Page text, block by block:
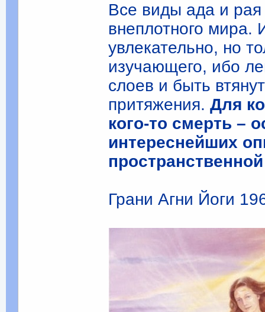
Все виды ада и рая
внеплотного мира.
увлекательно, но
изучающего, ибо
слоев и быть
притяжения. Для
кого-то смерть –
интереснейших
Грани Агни Йоги